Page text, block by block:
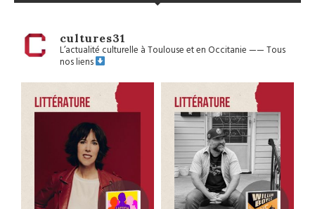
cultures31
L’actualité culturelle à Toulouse et en Occitanie——Tous
nos liens